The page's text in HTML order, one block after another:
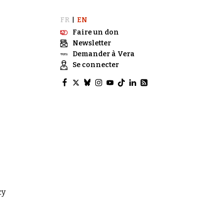
FR
EN
Faire un don
Newsletter
Demander à Vera
Se connecter